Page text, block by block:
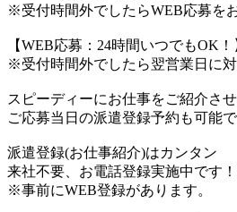
※受付時間外でしたらWEB応募を
【WEB応募：24時間いつでもOK！
※受付時間外でしたら翌営業日に対
スピーディーにお仕事をご紹介さ
ご応募当日の派遣登録予約も可能
派遣登録(お仕事紹介)はカンタン
来社不要、お電話登録実施中です
※事前にWEB登録があります。